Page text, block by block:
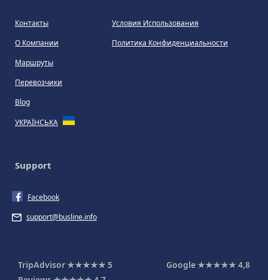
Контакты
О Компании
Маршруты
Перевозчики
Blog
УКРАЇНСЬКА
Условия Использования
Политика Конфиденциальности
Support
Facebook
support@busline.info
TripAdvisor ★★★★★5 Google ★★★★★4,8